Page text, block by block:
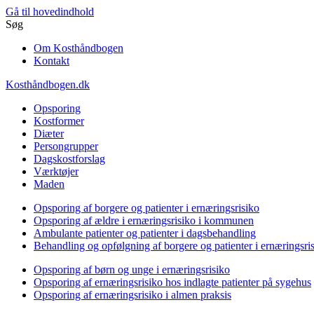
Gå til hovedindhold
Søg
Om Kosthåndbogen
Kontakt
Kosthåndbogen.dk
Opsporing
Kostformer
Diæter
Persongrupper
Dagskostforslag
Værktøjer
Maden
Opsporing af borgere og patienter i ernæringsrisiko
Opsporing af ældre i ernæringsrisiko i kommunen
Ambulante patienter og patienter i dagsbehandling
Behandling og opfølgning af borgere og patienter i
Opsporing af børn og unge i ernæringsrisiko
Opsporing af ernæringsrisiko hos indlagte patienter på sygehus
Opsporing af ernæringsrisiko i almen praksis